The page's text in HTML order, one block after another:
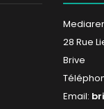
28 Rue
Brive
Email: